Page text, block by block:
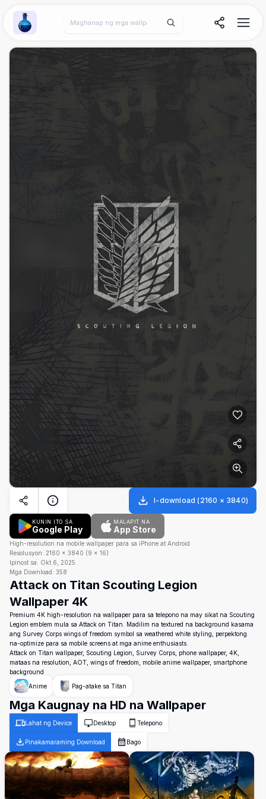
Wallpaper Alchemy
I-download (2160 × 3840)
KUNIN ITO SA
Google Play
MALAPIT NA
App Store
High-resolution na mobile wallpaper para sa iPhone at Android
Resolusyon: 2160 × 3840 (9 × 16)
Ipinost sa: Okt 6, 2025
Mga Download: 358
Attack on Titan Scouting Legion
Wallpaper 4K
Premium 4K high-resolution na wallpaper para sa telepono na may sikat na Scouting
Legion emblem mula sa Attack on Titan. Madilim na textured na background kasama
ang Survey Corps wings of freedom symbol sa weathered white styling, perpektong
na-optimize para sa mobile screens at mga anime enthusiasts.
Attack on Titan wallpaper, Scouting Legion, Survey Corps, phone wallpaper, 4K,
mataas na resolution, AOT, wings of freedom, mobile anime wallpaper, smartphone
background
Anime
Pag-atake sa Titan
Mga Kaugnay na HD na Wallpaper
Lahat ng Device Desktop Telepono
Pinakamaraming Download Bago